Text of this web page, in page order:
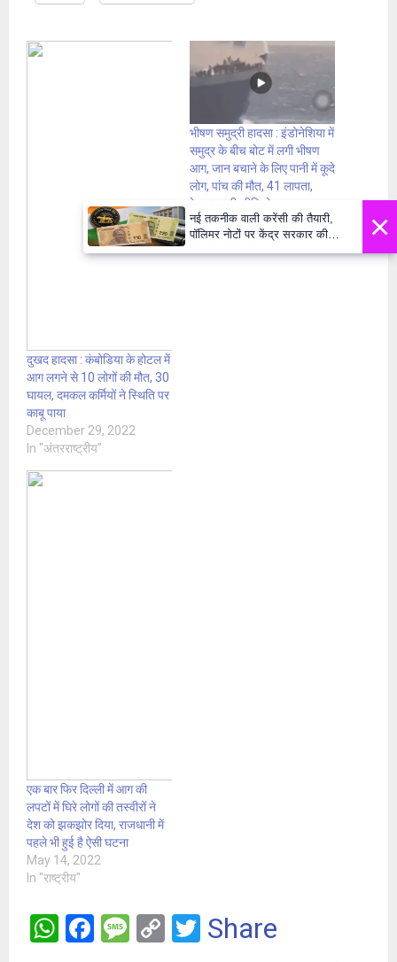
दुखद हादसा : कंबोडिया के होटल में
आग लगने से 10 लोगों की मौत, 30
घायल, दमकल कर्मियों ने स्थिति पर
काबू पाया
December 29, 2022
In "अंतरराष्ट्रीय"
भीषण समुद्री हादसा : इंडोनेशिया में
समुद्र के बीच बोट में लगी भीषण
आग, जान बचाने के लिए पानी में कूदे
लोग, पांच की मौत, 41 लापता,
रेस्क्यू जारी, वीडियो
August 2, 2026
In "अंतरराष्ट्रीय"
एक बार फिर दिल्ली में आग की
लपटों में घिरे लोगों की तस्वीरों ने
देश को झकझोर दिया, राजधानी में
पहले भी हुई है ऐसी घटना
May 14, 2022
In "राष्ट्रीय"
W F
M C
T
Share
×
नई तकनीक वाली करेंसी की तैयारी,
पॉलिमर नोटों पर केंद्र सरकार की